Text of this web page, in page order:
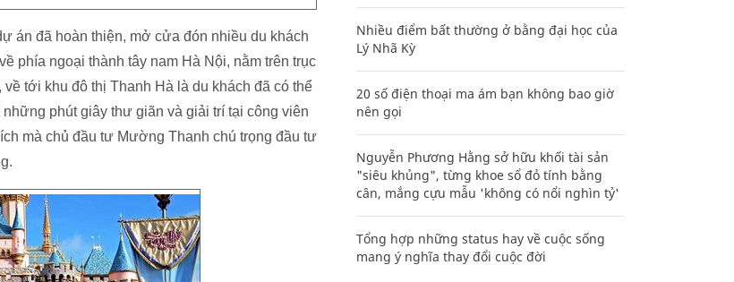
án đã hoàn thiện, mở cửa đón nhiều du khách
phía ngoại thành tây nam Hà Nội, nằm trên trục
tới khu đô thị Thanh Hà là du khách đã có thể
phút giây thư giãn và giải trí tại công viên
mà chủ đầu tư Mường Thanh chú trọng đầu tư
Nhiều điểm bất thường ở bằng đại học của
Lý Nhã Kỳ
20 số điện thoại ma ám bạn không bao giờ
nên gọi
Nguyễn Phương Hằng sở hữu khối tài sản
"siêu khủng", từng khoe sổ đỏ tính bằng
cân, mắng cựu mẫu 'không có nổi nghìn tỷ'
Tổng hợp những status hay về cuộc sống
mang ý nghĩa thay đổi cuộc đời